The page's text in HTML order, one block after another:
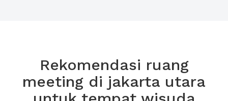
Rekomendasi ruang
meeting di jakarta utara